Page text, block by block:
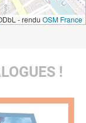
- rendu OSM France
!